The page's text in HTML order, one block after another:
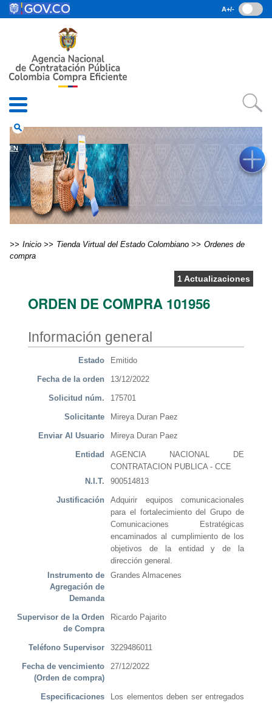
Pasar al contenido principal
• Consulta RUES
• Preguntas Frecuentes
search
EN
A+/-
Inicio Tienda Virtual del Estado Colombiano
Ordenes de
compra
1 Actualizaciones
ORDEN DE COMPRA 101956
Información general
Estado Emitido
Fecha de la orden 13/12/2022
Solicitud núm. 175701
Solicitante Mireya Duran Paez
Enviar Al Usuario Mireya Duran Paez
Entidad
AGENCIA NACIONAL DE
CONTRATACION PUBLICA - CCE
N.I.T.
900514813
Justificación
Adquirir equipos comunicacionales
para el fortalecimiento del Grupo de
Comunicaciones Estratégicas
encaminados al cumplimiento de los
objetivos de la entidad y de la
dirección general.
Instrumento de
Agregación de
Demanda
Grandes Almacenes
Supervisor de la Orden
de Compra
Ricardo Pajarito
Teléfono Supervisor 3229486011
Fecha de vencimiento
(Orden de compra)
27/12/2022
Especificaciones
Los elementos deben ser entregados